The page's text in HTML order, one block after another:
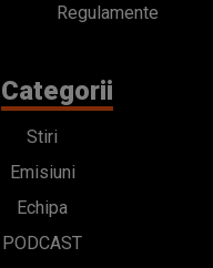
Regulamente
Categorii
Stiri
Emisiuni
Echipa
PODCAST